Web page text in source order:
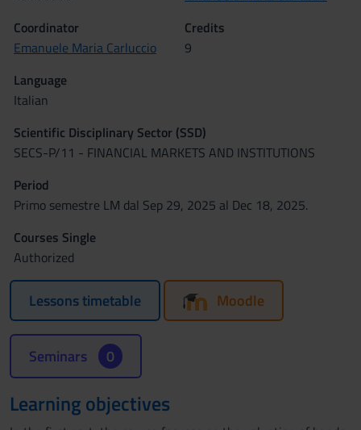
Coordinator
Emanuele Maria Carluccio
Credits
9
Language
Italian
Scientific Disciplinary Sector (SSD)
SECS-P/11 - FINANCIAL MARKETS AND INSTITUTIONS
Period
Primo semestre LM dal Sep 29, 2025 al Dec 18, 2025.
Courses Single
Authorized
Lessons timetable Moodle
Seminars 0
Learning objectives